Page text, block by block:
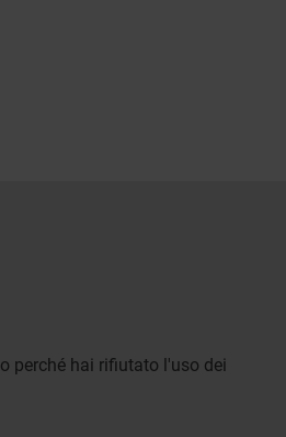
perché hai rifiutato l'uso dei